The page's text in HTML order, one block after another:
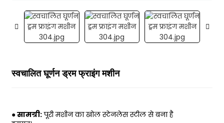
स्वचालित घूर्णन ड्रम फ्राइंग मशीन
● सामग्री:पूरी मशीन का खोल स्टेनलेस स्टील से बना है